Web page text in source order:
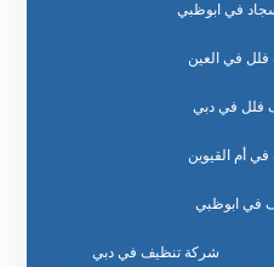
في ابوظبي
في العين
فلل في دبي
أم القيوين
في ابوظبي
شركة تنظيف في دبي